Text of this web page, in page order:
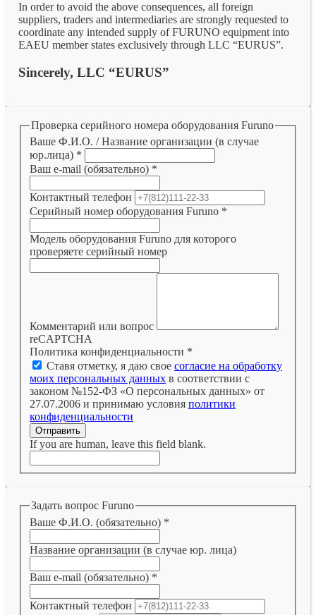
In order to avoid the above consequences, all foreign
suppliers, traders and intermediaries are strongly requested to
coordinate any intended supply of FURUNO equipment into
EAEU member states exclusively through LLC “EURUS”.
Sincerely, LLC “EURUS”
Проверка серийного номера оборудования Furuno
Ваше Ф.И.О. / Название организации (в случае
юр.лица) *
Ваш e-mail (обязательно) *
Контактный телефон
Серийный номер оборудования Furuno *
Модель оборудования Furuno для которого
проверяете серийный номер
Комментарий или вопрос
reCAPTCHA
Политика конфиденциальности *
Ставя отметку, я даю свое согласие на обработку
моих персональных данных в соответствии с
законом №152-ФЗ «О персональных данных» от
27.07.2006 и принимаю условия политики
конфиденциальности
Отправить
If you are human, leave this field blank.
Задать вопрос Furuno
Ваше Ф.И.О. (обязательно) *
Название организации (в случае юр. лица)
Ваш e-mail (обязательно) *
Контактный телефон